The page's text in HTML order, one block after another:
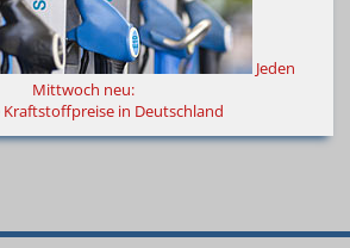
Jeden
Mittwoch neu:
in Deutschland